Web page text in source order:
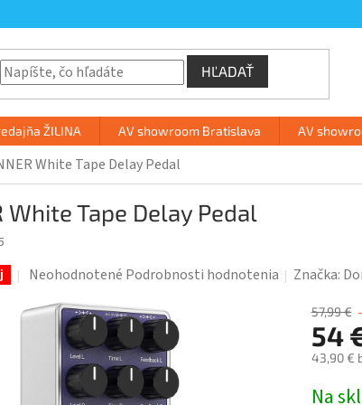
HĽADAŤ
ŽILINA AV showroom Bratislava AV
White Tape Delay Pedal
White Tape Delay Pedal
Priemerné
produktu
Neohodnotené Podrobnosti hodnotenia Značka:
57,99 €
54
43,90 €
Na